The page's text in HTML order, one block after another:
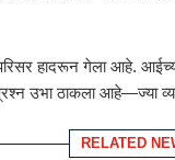
हादरून गेला आहे.
प्रश्न उभा ठाकला आहे—ज्या
RELATED